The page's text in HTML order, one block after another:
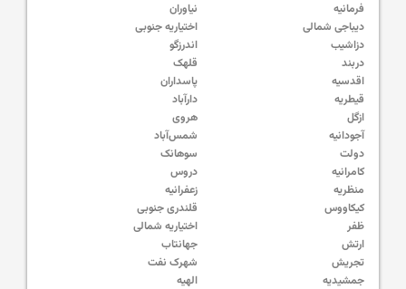
فرمانیه
نیاوران
دیباجی شمالی
اختیاریه جنوبی
دزاشیب
اندرزگو
دربند
قلهک
اقدسیه
پاسداران
قیطریه
دارآباد
ازگل
هروی
آجودانیه
شمس‌آباد
دولت
سوهانک
کامرانیه
دروس
منظریه
زعفرانیه
کیکاووس
قلندری جنوبی
ظفر
اختیاریه شمالی
ارتش
جهانتاب
تجریش
شهرک نفت
جمشیدیه
الهیه